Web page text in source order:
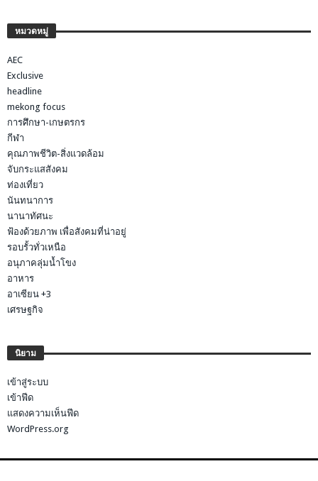
หมวดหมู่
AEC
Exclusive
headline
mekong focus
การศึกษา-เกษตรกร
กีฬา
คุณภาพชีวิต-สิ่งแวดล้อม
จับกระแสสังคม
ท่องเที่ยว
นันทนาการ
นานาทัศนะ
ฟ้องด้วยภาพ เพื่อสังคมที่น่าอยู่
รอบรั้วทั่วเหนือ
อนุภาคลุ่มน้ำโขง
อาหาร
อาเซียน +3
เศรษฐกิจ
นิยาม
เข้าสู่ระบบ
เข้าฟีด
แสดงความเห็นฟีด
WordPress.org